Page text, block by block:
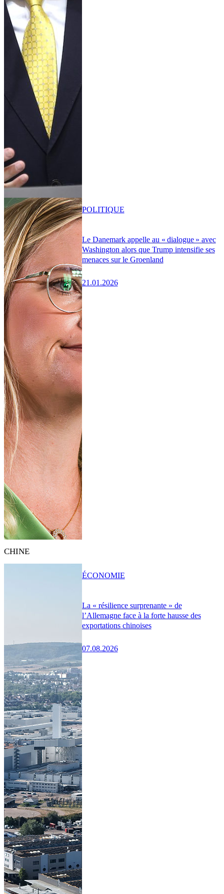
Le Danemark appelle au « dialogue » avec
Washington alors que Trump intensifie ses
menaces sur le Groenland
21.01.2026
POLITIQUE
CHINE
La « résilience surprenante » de
l’Allemagne face à la forte hausse des
exportations chinoises
07.08.2026
ÉCONOMIE